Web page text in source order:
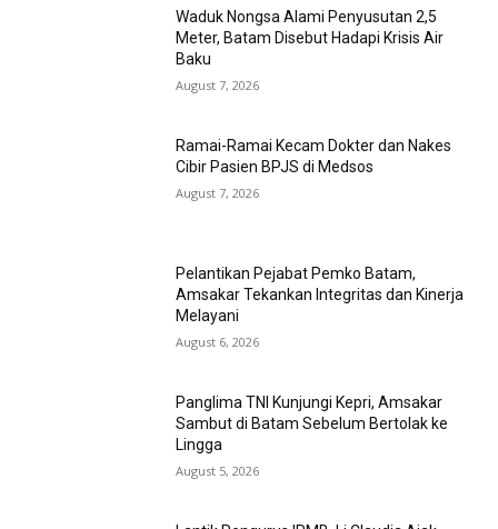
Waduk Nongsa Alami Penyusutan 2,5
Meter, Batam Disebut Hadapi Krisis Air
Baku
August 7, 2026
Ramai-Ramai Kecam Dokter dan Nakes
Cibir Pasien BPJS di Medsos
August 7, 2026
Pelantikan Pejabat Pemko Batam,
Amsakar Tekankan Integritas dan Kinerja
Melayani
August 6, 2026
Panglima TNI Kunjungi Kepri, Amsakar
Sambut di Batam Sebelum Bertolak ke
Lingga
August 5, 2026